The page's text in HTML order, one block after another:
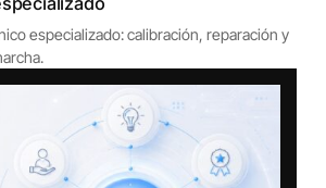
especializado: calibración, reparación y